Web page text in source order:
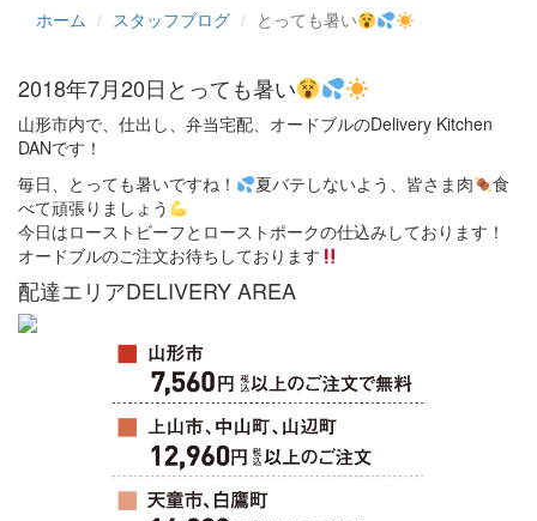
ホーム スタッフブログ とっても暑い
2018年7月20日 とっても暑い
山形市内で、仕出し、弁当宅配、オードブルのDelivery Kitchen
DANです！
毎日、とっても暑いですね！
夏バテしないよう、皆さま肉
食
べて頑張りましょう
今日はローストビーフとローストポークの仕込みしております！
オードブルのご注文お待ちしております
配達エリアDELIVERY AREA